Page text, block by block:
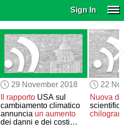
Sign In
29 November 2018
Il rapportoUSA sul
cambiamento climatico
annuncia un aumento
dei danni e dei costi
22
Nuova